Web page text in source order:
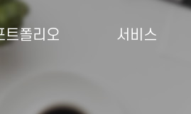
트폴리오 서비스